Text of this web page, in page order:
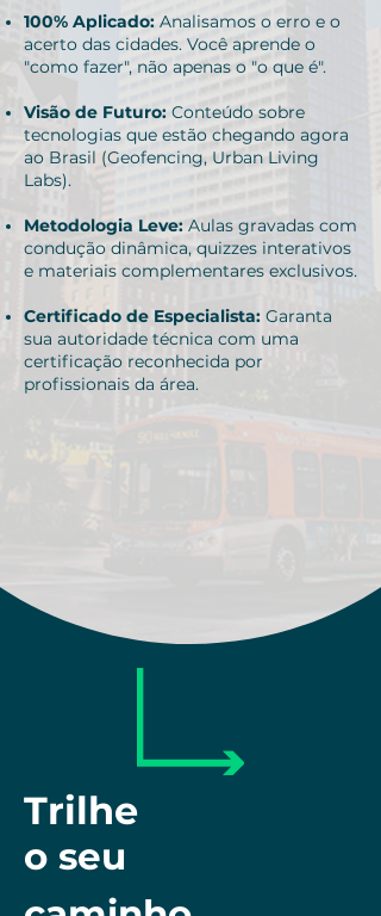
100% Aplicado: Analisamos o erro e o
acerto das cidades. Você aprende o
"como fazer", não apenas o "o que é".
Visão de Futuro: Conteúdo sobre
tecnologias que estão chegando agora
ao Brasil (Geofencing, Urban Living
Labs).
Metodologia Leve: Aulas gravadas com
condução dinâmica, quizzes interativos
e materiais complementares exclusivos.
Certificado de Especialista: Garanta
sua autoridade técnica com uma
certificação reconhecida por
profissionais da área.
Trilhe
o seu